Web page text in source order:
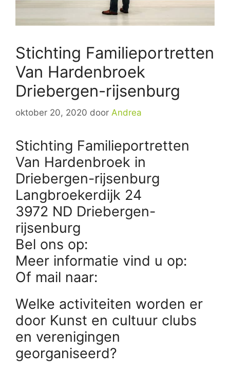
Stichting Familieportretten
Van Hardenbroek
Driebergen-rijsenburg
oktober 20, 2020 door Andrea
Stichting Familieportretten
Van Hardenbroek in
Driebergen-rijsenburg
Langbroekerdijk 24
3972 ND Driebergen-
rijsenburg
Bel ons op:
Meer informatie vind u op:
Of mail naar:
Welke activiteiten worden er
door Kunst en cultuur clubs
en verenigingen
georganiseerd?